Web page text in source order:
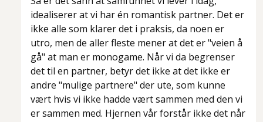
idealiserer at vi har én romantisk partner. Det er
ikke alle som klarer det i praksis, da noen er
utro, men de aller fleste mener at det er "veien å
gå" at man er monogame. Når vi da begrenser
det til en partner, betyr det ikke at det ikke er
andre "mulige partnere" der ute, som kunne
vært hvis vi ikke hadde vært sammen med den vi
er sammen med. Hjernen vår forstår ikke det når